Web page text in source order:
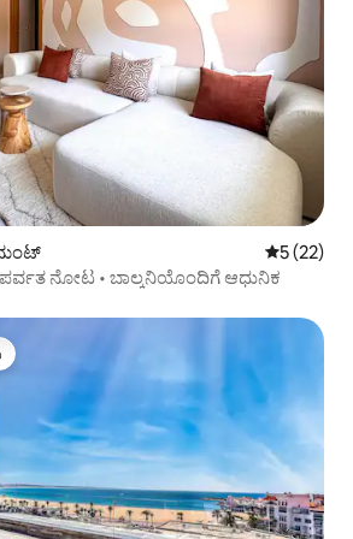
5 ರಲ್ಲಿ 5
5 (22)
ನೋಟ • ಬಾಲ್ಕನಿಯೊಂದಿಗೆ ಆಧುನಿಕ